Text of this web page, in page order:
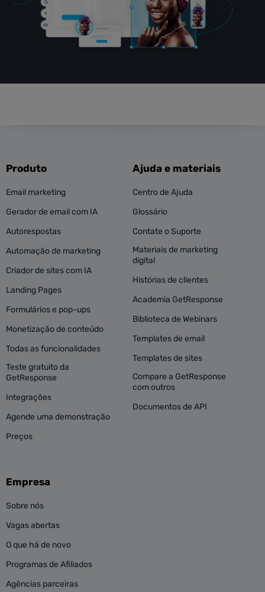
Produto
Email marketing
Gerador de email com IA
Autorespostas
Automação de marketing
Criador de sites com IA
Landing Pages
Formulários e pop-ups
Monetização de conteúdo
Todas as funcionalidades
Teste gratuito da
GetResponse
Integrações
Agende uma demonstração
Preços
Ajuda e materiais
Centro de Ajuda
Glossário
Contate o Suporte
Materiais de marketing
digital
Histórias de clientes
Academia GetResponse
Biblioteca de Webinars
Templates de email
Templates de sites
Compare a GetResponse
com outros
Documentos de API
Empresa
Sobre nós
Vagas abertas
O que há de novo
Programas de Afiliados
Agências parceiras